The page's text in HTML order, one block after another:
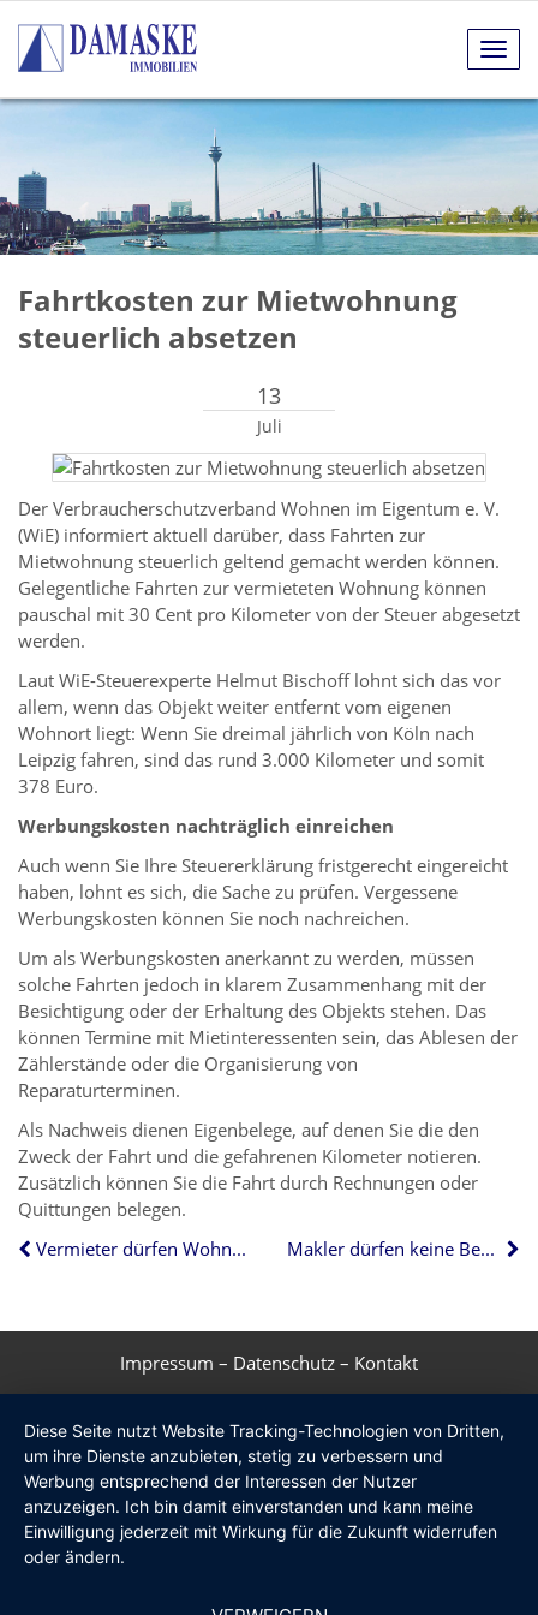
Fahrtkosten zur Mietwohnung
steuerlich absetzen
13
Juli
Der Verbraucherschutzverband Wohnen im Eigentum e. V.
(WiE) informiert aktuell darüber, dass Fahrten zur
Mietwohnung steuerlich geltend gemacht werden können.
Gelegentliche Fahrten zur vermieteten Wohnung können
pauschal mit 30 Cent pro Kilometer von der Steuer abgesetzt
werden.
Laut WiE-Steuerexperte Helmut Bischoff lohnt sich das vor
allem, wenn das Objekt weiter entfernt vom eigenen
Wohnort liegt: Wenn Sie dreimal jährlich von Köln nach
Leipzig fahren, sind das rund 3.000 Kilometer und somit
378 Euro.
Werbungskosten nachträglich einreichen
Auch wenn Sie Ihre Steuererklärung fristgerecht eingereicht
haben, lohnt es sich, die Sache zu prüfen. Vergessene
Werbungskosten können Sie noch nachreichen.
Um als Werbungskosten anerkannt zu werden, müssen
solche Fahrten jedoch in klarem Zusammenhang mit der
Besichtigung oder der Erhaltung des Objekts stehen. Das
können Termine mit Mietinteressenten sein, das Ablesen der
Zählerstände oder die Organisierung von
Reparaturterminen.
Als Nachweis dienen Eigenbelege, auf denen Sie die den
Zweck der Fahrt und die gefahrenen Kilometer notieren.
Zusätzlich können Sie die Fahrt durch Rechnungen oder
Quittungen belegen.
Vermieter dürfen Wohnungen alle 5 Jahre besichtigen
Makler dürfen keine Besichtigungsgebühr erheben
Impressum – Datenschutz – Kontakt
Diese Seite nutzt Website Tracking-Technologien von Dritten,
um ihre Dienste anzubieten, stetig zu verbessern und
Werbung entsprechend der Interessen der Nutzer
anzuzeigen. Ich bin damit einverstanden und kann meine
Einwilligung jederzeit mit Wirkung für die Zukunft widerrufen
oder ändern.